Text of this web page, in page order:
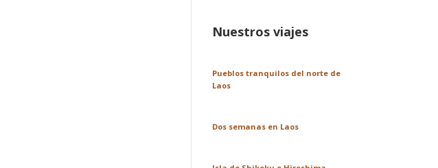
Nuestros viajes
Pueblos tranquilos del norte de
Laos
Dos semanas en Laos